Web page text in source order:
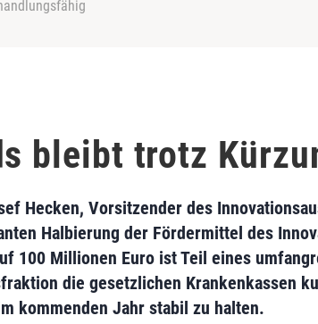
bleibt trotz
Hecken, Vorsitzender des
Halbierung der Fördermittel des
100 Millionen Euro ist Teil eines
die gesetzlichen Krankenkassen
kommenden Jahr stabil zu halten.